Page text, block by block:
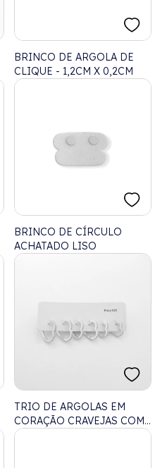
BRINCO DE ARGOLA DE
CLIQUE - 1,2CM X 0,2CM
BRINCO DE CÍRCULO
ACHATADO LISO
TRIO DE ARGOLAS EM
CORAÇÃO CRAVEJAS COM
ZIRCÔNIA